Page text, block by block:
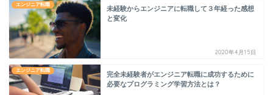
エンジニア転職
未経験からエンジニアに転職して３年経った感想
と変化
2020年4月15日
エンジニア転職
完全未経験者がエンジニア転職に成功するために
必要なプログラミング学習方法とは？